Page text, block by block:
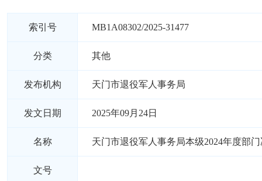
索引号 MB1A08302/2025-31477
分类 其他
发布机构 天门市退役军人事务局
发文日期 2025年09月24日
名称 天门市退役军人事务局本级2024年度部
文号